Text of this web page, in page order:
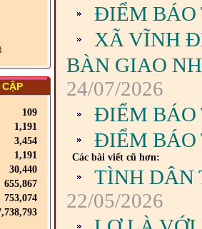
109
1,191
3,454
1,191
30,440
655,867
753,074
ĐIỂM BÁO
XÃ VĨNH
BÀN GIAO
24/07/2026
ĐIỂM BÁO
ĐIỂM BÁO
Các bài viết cũ hơn:
TÌNH DÂN
22/05/2026